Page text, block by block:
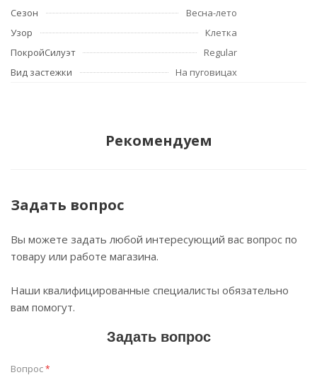
Сезон
Весна-лето
Узор
Клетка
ПокройСилуэт
Regular
Вид застежки
На пуговицах
Рекомендуем
Задать вопрос
Вы можете задать любой интересующий вас вопрос по
товару или работе магазина.
Наши квалифицированные специалисты обязательно
вам помогут.
Задать вопрос
Вопрос*